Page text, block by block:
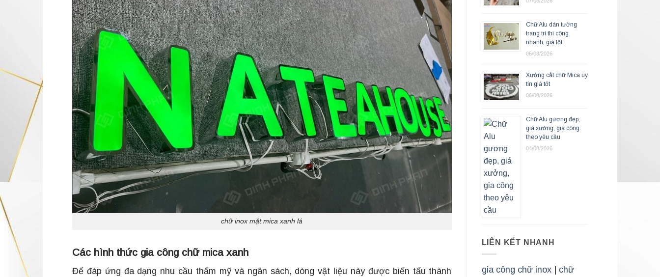
chữ inox mặt mica xanh lá
Các hình thức gia công chữ mica xanh
Để đáp ứng đa dạng nhu cầu thẩm mỹ và ngân sách, dòng vật liệu này được biến tấu thành
Chữ Alu dán tường
trang trí thi công
nhanh, giá tốt
06/08/2026
Xưởng cắt chữ Mica uy
tín giá tốt
06/08/2026
Chữ Alu gương đẹp,
giá xưởng, gia công
theo yêu cầu
04/08/2026
LIÊN KẾT NHANH
gia công chữ inox| chữ